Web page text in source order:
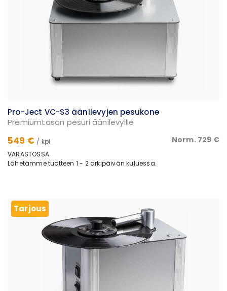
Pro-Ject VC-S3 äänilevyjen pesukone
Premiumtason pesuri äänilevyille
549 € Norm. 729 €
/ kpl
VARASTOSSA
Lähetämme tuotteen 1 - 2 arkipäivän kuluessa.
Tarjous
Tarjous